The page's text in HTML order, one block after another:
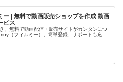
ー | 無料で動画販売ショップを作成 動画
ビス
、無料で動画配信・販売サイトがカンタンにつ
（フィルミー）。簡単登録、サポートも充